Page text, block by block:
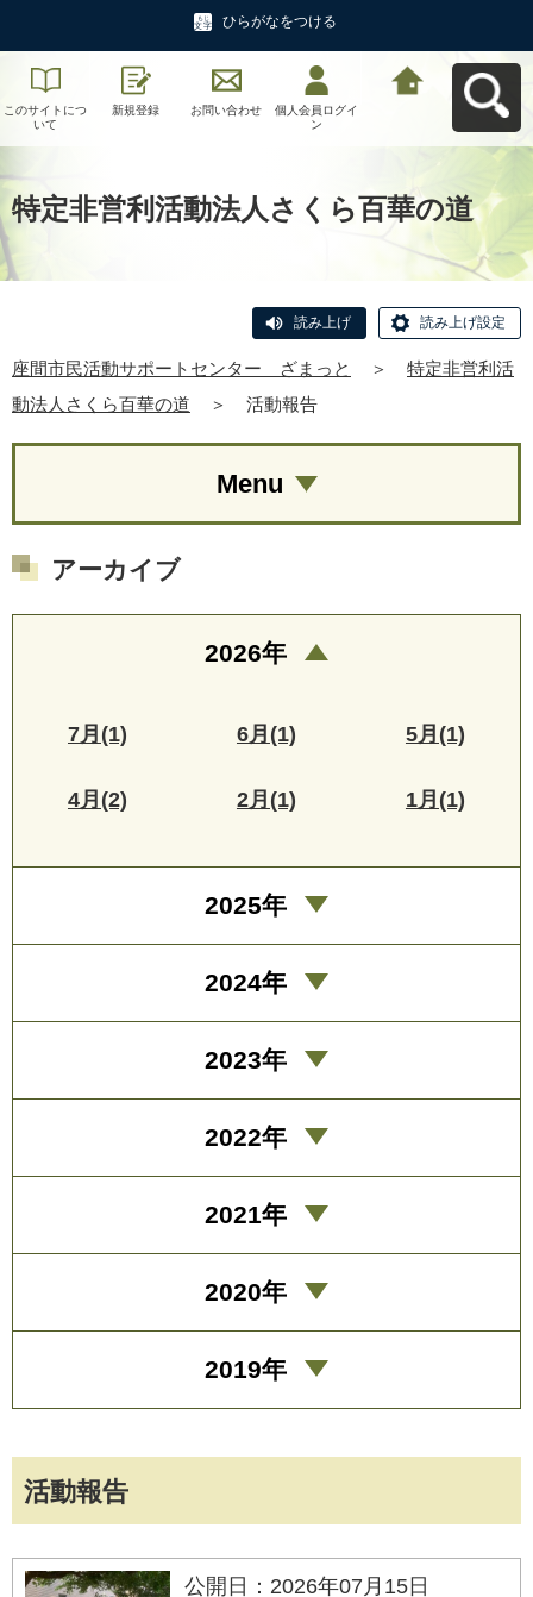
ひらがなをつける
このサイトにつ
いて
新規登録 お問い合わせ
個人会員ログイ
ン
特定非営利活動法人さくら百華の道
読み上げ 読み上げ設定
座間市民活動サポートセンター ざまっと ＞
特定非営利活
動法人さくら百華の道
＞ 活動報告
活動報告
公開日：2026年07月15日
Menu
アーカイブ
2026年
7月(1) 6月(1) 5月(1)
4月(2) 2月(1) 1月(1)
2025年
2024年
2023年
2022年
2021年
2020年
2019年